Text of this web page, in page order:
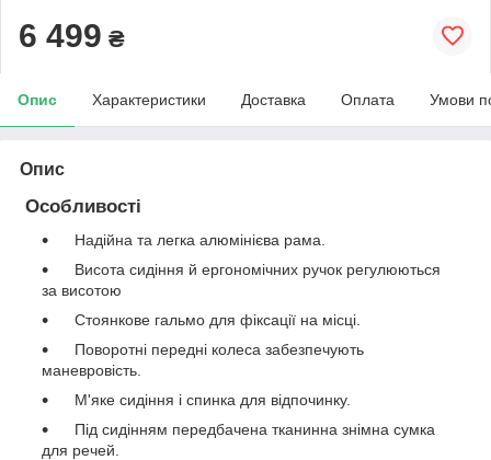
6 499 ₴
Опис Характеристики Доставка Оплата Умови
Опис
Особливості
Надійна та легка алюмінієва рама.
Висота сидіння й ергономічних ручок регулюються
за висотою
Стоянкове гальмо для фіксації на місці.
Поворотні передні колеса забезпечують
маневровість.
М'яке сидіння і спинка для відпочинку.
Під сидінням передбачена тканинна знімна сумка
для речей.